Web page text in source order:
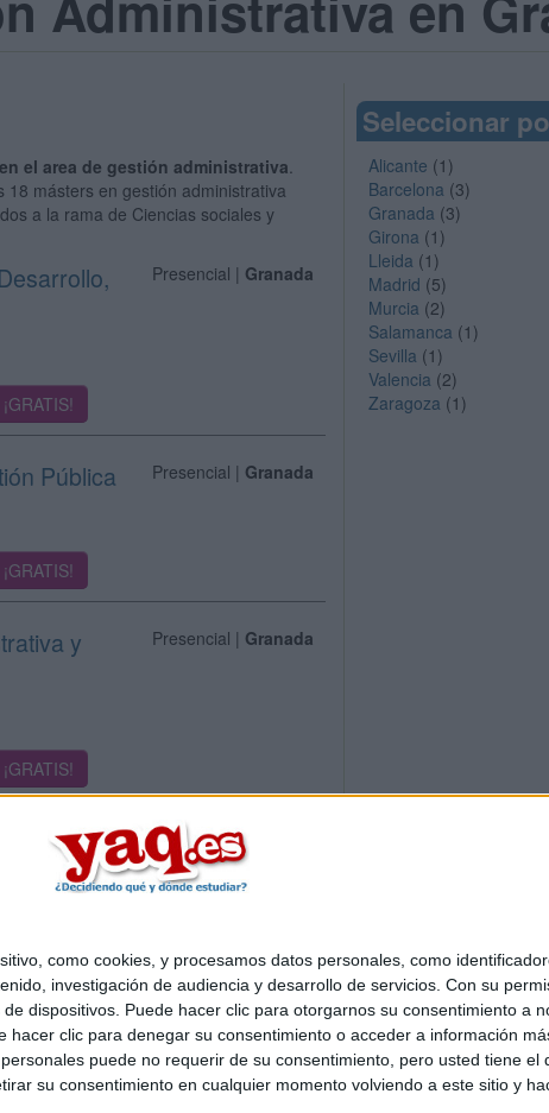
como cookies, y procesamos datos personales, como
investigación de audiencia y desarrollo de servicios. Con su
dispositivos. Puede hacer clic para otorgarnos su consentimiento a
clic para denegar su consentimiento o acceder a información
puede no requerir de su consentimiento, pero usted tiene
su consentimiento en cualquier momento volviendo a este sitio y
el area de gestión administrativa.
18 másters en gestión administrativa
a la rama de Ciencias sociales y
Presencial | Granada
Presencial | Granada
Pública
Presencial | Granada
y
Seleccionar
Alicante (1)
Barcelona (3)
Granada (3)
Girona (1)
Lleida (1)
Madrid (5)
Murcia (2)
Salamanca (1)
Sevilla (1)
Valencia (2)
Zaragoza (1)
Quiénes somos|Contactar|Anúnciate
privacidad|Condiciones generales|Política de cookies
S.L.- Diego de León 47 - 28006 Madrid [ESPAÑA] - Tel. +34 91 593